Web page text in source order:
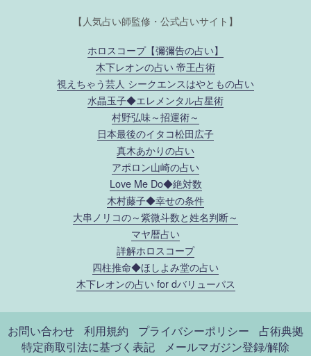
【人気占い師監修・公式占いサイト】
ホロスコープ【彌彌告の占い】
木下レオンの占い 帝王占術
視えちゃう芸人 シークエンスはやともの占い
水晶玉子◆エレメンタル占星術
村野弘味～招運術～
日本最後のイタコ松田広子
真木あかりの占い
アポロン山崎の占い
Love Me Do◆絶対数
木村藤子◆幸せの条件
大串ノリコの～紫微斗数と姓名判断～
マヤ暦占い
詳解ホロスコープ
四柱推命◆ほしよみ堂の占い
木下レオンの占い for dバリューパス
お問い合わせ 利用規約 プライバシーポリシー
占術典拠
特定商取引法に基づく表記
メールマガジン登録/解除